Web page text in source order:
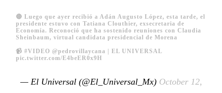
🔴 Luego que ayer recibió a Adán Augusto López, esta tarde, el
presidente estuvo con Tatiana Clouthier, exsecretaria de
Economía. Reconoció que ha sostenido reuniones con Claudia
Sheinbaum, virtual candidata presidencial de Morena
📹#VIDEO @pedrovillaycana | EL UNIVERSAL
pic.twitter.com/E4beER0x9H
— El Universal (@El_Universal_Mx) October 12,